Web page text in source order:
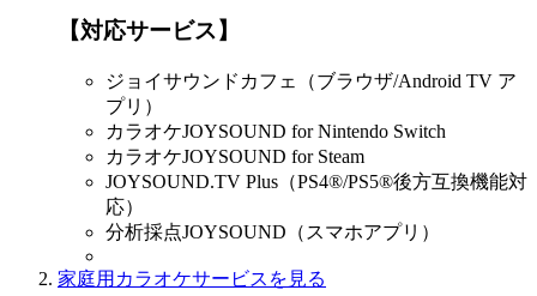
【対応サービス】
ジョイサウンドカフェ（ブラウザ/Android TV ア
プリ）
カラオケJOYSOUND for Nintendo Switch
カラオケJOYSOUND for Steam
JOYSOUND.TV Plus（PS4®/PS5®後方互換機能対
応）
分析採点JOYSOUND（スマホアプリ）
家庭用カラオケサービスを見る